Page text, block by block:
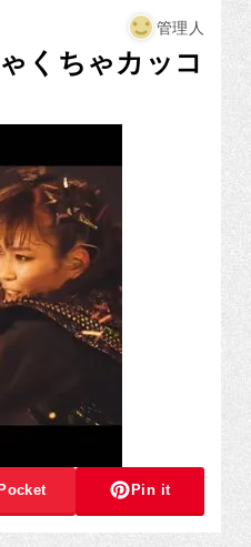
管理人
くちゃカッコ
Pocket Pin it